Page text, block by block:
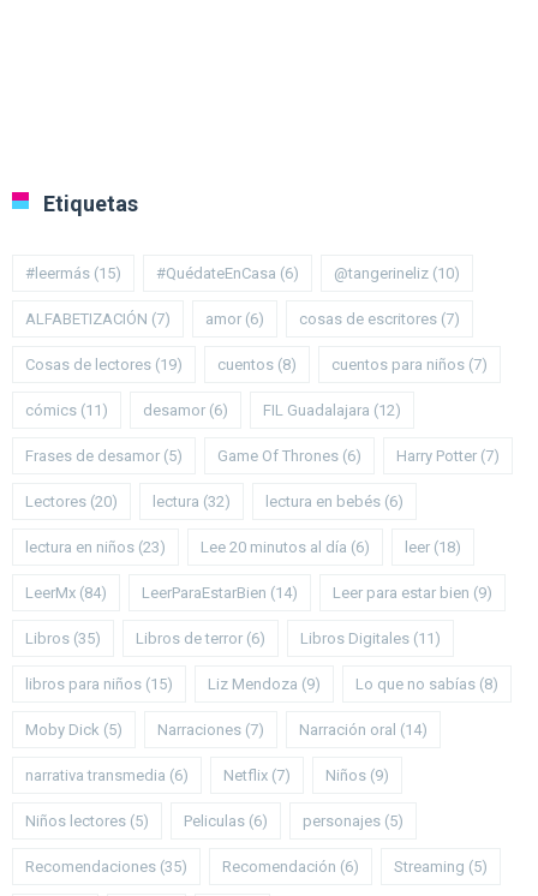
Etiquetas
#leermás (15) #QuédateEnCasa (6) @tangerineliz (10)
ALFABETIZACIÓN (7) amor (6) cosas de escritores (7)
Cosas de lectores (19) cuentos (8) cuentos para niños (7)
cómics (11) desamor (6) FIL Guadalajara (12)
Frases de desamor (5) Game Of Thrones (6) Harry Potter (7)
Lectores (20) lectura (32) lectura en bebés (6)
lectura en niños (23) Lee 20 minutos al día (6) leer (18)
LeerMx (84) LeerParaEstarBien (14) Leer para estar bien (9)
Libros (35) Libros de terror (6) Libros Digitales (11)
libros para niños (15) Liz Mendoza (9) Lo que no sabías (8)
Moby Dick (5) Narraciones (7) Narración oral (14)
narrativa transmedia (6) Netflix (7) Niños (9)
Niños lectores (5) Peliculas (6) personajes (5)
Recomendaciones (35) Recomendación (6) Streaming (5)